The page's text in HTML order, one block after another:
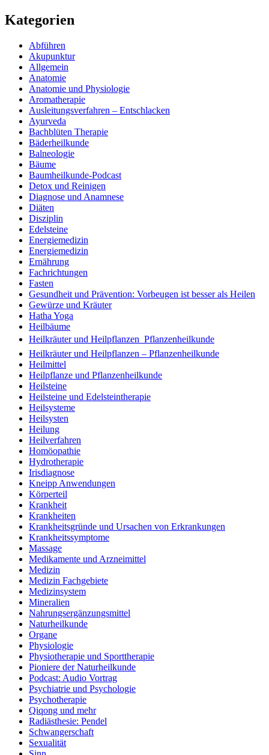
Kategorien
Abführen
Akupunktur
Allgemein
Anatomie
Anatomie und Physiologie
Aromatherapie
Ausleitungsverfahren – Entschlacken
Ayurveda
Bachblüten Therapie
Bäderheilkunde
Balneologie
Bäume
Baumheilkunde-Podcast
Detox und Reinigen
Diagnose und Anamnese
Diäten
Disziplin
Edelsteine
Energiemedizin
Energiemedizin
Ernährung
Fachrichtungen
Fasten
Gesundheit und Prävention: Vorbeugen ist besser als Heilen
Gewürze und Kräuter
Hatha Yoga
Heilbäume
Heilkräuter und Heilpflanzen  Pflanzenheilkunde
Heilkräuter und Heilpflanzen – Pflanzenheilkunde
Heilmittel
Heilpflanze und Pflanzenheilkunde
Heilsteine
Heilsteine und Edelsteintherapie
Heilsysteme
Heilsysten
Heilung
Heilverfahren
Homöopathie
Hydrotherapie
Irisdiagnose
Kneipp Anwendungen
Körperteil
Krankheit
Krankheiten
Krankheitsgründe und Ursachen von Erkrankungen
Krankheitssymptome
Massage
Medikamente und Arzneimittel
Medizin
Medizin Fachgebiete
Medizinsystem
Mineralien
Nahrungsergänzungsmittel
Naturheilkunde
Organe
Physiologie
Physiotherapie und Sporttherapie
Pioniere der Naturheilkunde
Podcast: Audio Vortrag
Psychiatrie und Psychologie
Psychotherapie
Qiqong und mehr
Radiästhesie: Pendel
Schwangerschaft
Sexualität